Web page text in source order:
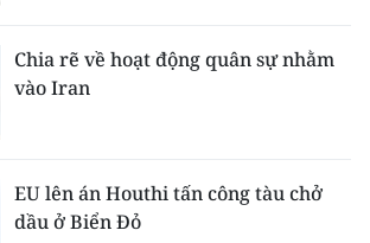
Chia rẽ về hoạt động quân sự nhằm
vào Iran
EU lên án Houthi tấn công tàu chở
dầu ở Biển Đỏ